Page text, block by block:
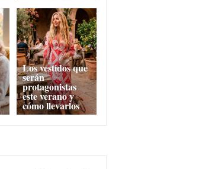
Los vestidos que
serán
protagonistas
este verano y
cómo llevarlos